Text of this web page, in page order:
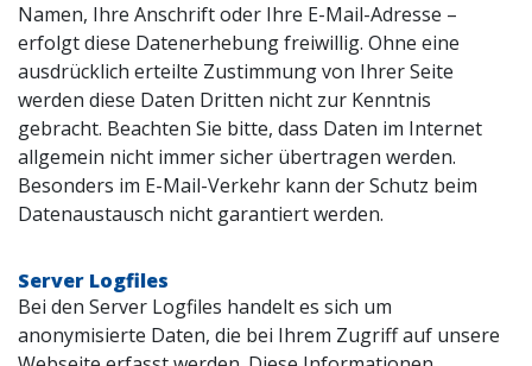
Namen, Ihre Anschrift oder Ihre E-Mail-Adresse –
erfolgt diese Datenerhebung freiwillig. Ohne eine
ausdrücklich erteilte Zustimmung von Ihrer Seite
werden diese Daten Dritten nicht zur Kenntnis
gebracht. Beachten Sie bitte, dass Daten im Internet
allgemein nicht immer sicher übertragen werden.
Besonders im E-Mail-Verkehr kann der Schutz beim
Datenaustausch nicht garantiert werden.
Server Logfiles
Bei den Server Logfiles handelt es sich um
anonymisierte Daten, die bei Ihrem Zugriff auf unsere